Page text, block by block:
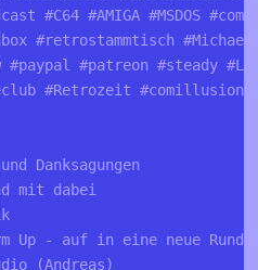
#C64 #AMIGA #MSDOS
#retrostammtisch
#paypal #patreon #steady
#Retrozeit #comillusion
Danksagungen
mit dabei
Up - auf in eine neue Runde
(Andreas)